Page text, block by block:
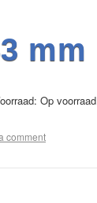
mm
Op
comment